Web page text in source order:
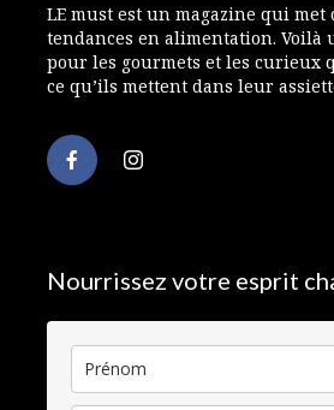
LE must est un magazine qui met
tendances en alimentation. Voilà
pour les gourmets et les curieux
ce qu’ils mettent dans leur
Nourrissez votre esprit